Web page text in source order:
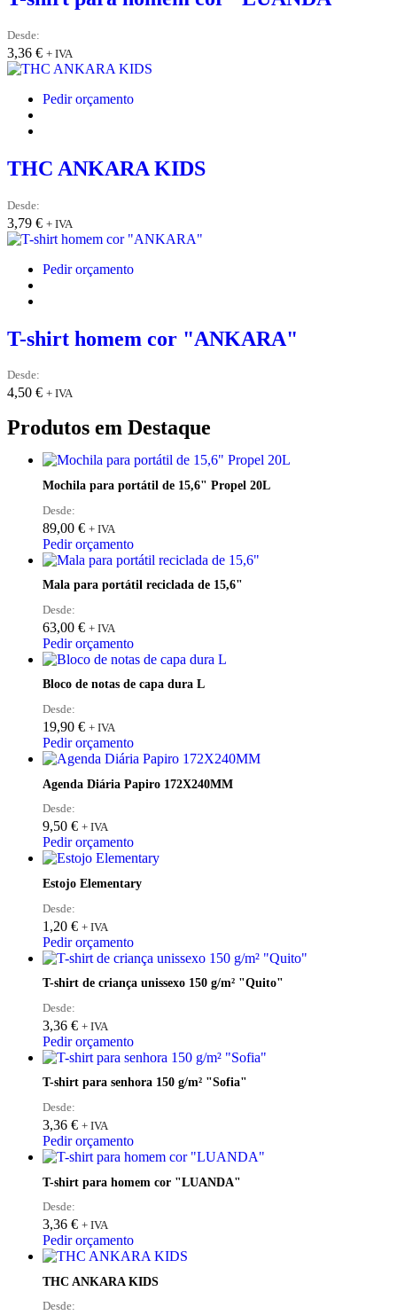
Desde:
3,36 € + IVA
Pedir orçamento
THC ANKARA KIDS
Desde:
3,79 € + IVA
Pedir orçamento
T-shirt homem cor "ANKARA"
Desde:
4,50 € + IVA
Produtos em Destaque
Mochila para portátil de 15,6" Propel 20L
Desde:
89,00 € + IVA
Pedir orçamento
Mala para portátil reciclada de 15,6"
Desde:
63,00 € + IVA
Pedir orçamento
Bloco de notas de capa dura L
Desde:
19,90 € + IVA
Pedir orçamento
Agenda Diária Papiro 172X240MM
Desde:
9,50 € + IVA
Pedir orçamento
Estojo Elementary
Desde:
1,20 € + IVA
Pedir orçamento
T-shirt de criança unissexo 150 g/m² "Quito"
Desde:
3,36 € + IVA
Pedir orçamento
T-shirt para senhora 150 g/m² "Sofia"
Desde:
3,36 € + IVA
Pedir orçamento
T-shirt para homem cor "LUANDA"
Desde:
3,36 € + IVA
Pedir orçamento
THC ANKARA KIDS
Desde: